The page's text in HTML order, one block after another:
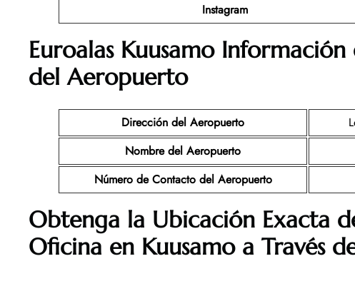
Instagram
Euroalas Kuusamo
del Aeropuerto
Dirección del Aeropuerto
Nombre del Aeropuerto
Número de Contacto del Aeropuerto
Obtenga la Ubicación Exacta
Oficina en Kuusamo a Través